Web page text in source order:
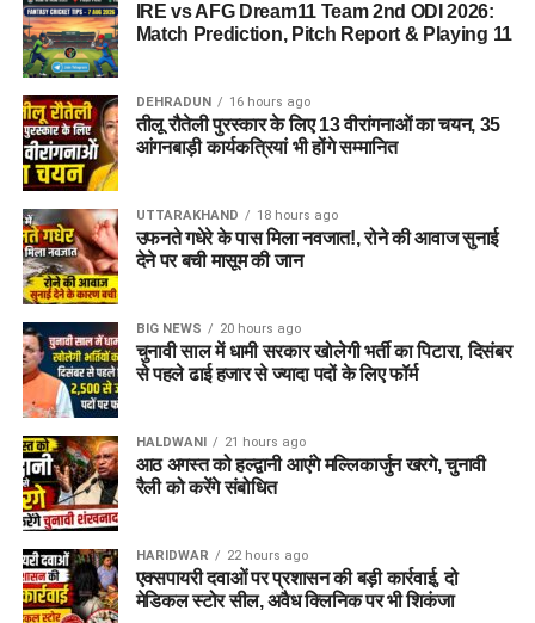
IRE vs AFG Dream11 Team 2nd ODI 2026:
Match Prediction, Pitch Report & Playing 11
DEHRADUN 16 hours ago
तीलू रौतेली पुरस्कार के लिए 13 वीरांगनाओं का चयन, 35
आंगनबाड़ी कार्यकत्रियां भी होंगे सम्मानित
UTTARAKHAND 18 hours ago
उफनते गधेरे के पास मिला नवजात!, रोने की आवाज सुनाई
देने पर बची मासूम की जान
BIG NEWS 20 hours ago
चुनावी साल में धामी सरकार खोलेगी भर्ती का पिटारा, दिसंबर
से पहले ढाई हजार से ज्यादा पदों के लिए फॉर्म
HALDWANI 21 hours ago
आठ अगस्त को हल्द्वानी आएंगे मल्लिकार्जुन खरगे, चुनावी
रैली को करेंगे संबोधित
HARIDWAR 22 hours ago
एक्सपायरी दवाओं पर प्रशासन की बड़ी कार्रवाई, दो
मेडिकल स्टोर सील, अवैध क्लिनिक पर भी शिकंजा